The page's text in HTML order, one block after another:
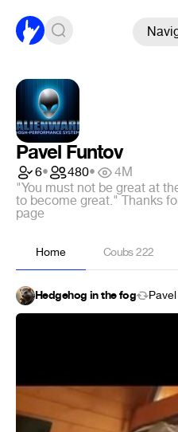
Pavel Funtov
6• 480•
4M
"You must not be great at
to become great." Thanks
page
Home Coubs222
Hedgehog in the fog